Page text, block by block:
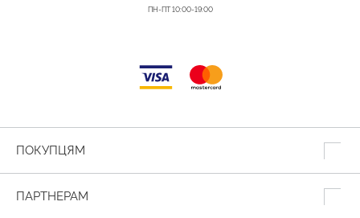
ПН-ПТ 10:00-19:00
ПОКУПЦЯМ
ПАРТНЕРАМ